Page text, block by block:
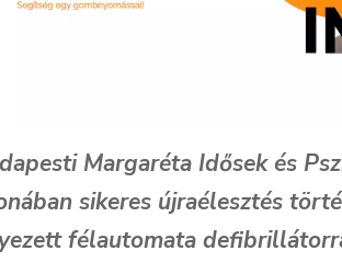
Margaréta Idősek és
sikeres újraélesztés
félautomata